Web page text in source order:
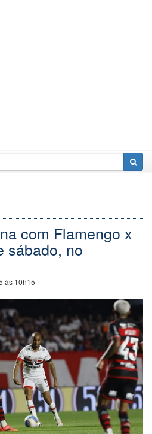
com Flamengo x
sábado, no
às 10h15